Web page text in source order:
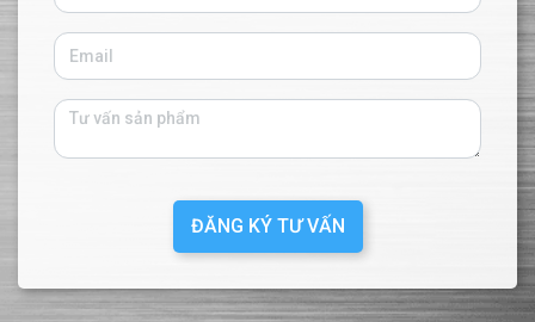
ĐĂNG KÝ TƯ VẤN